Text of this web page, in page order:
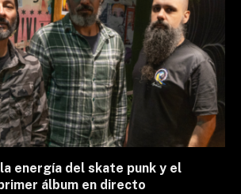
energía del skate punk y el
álbum en directo